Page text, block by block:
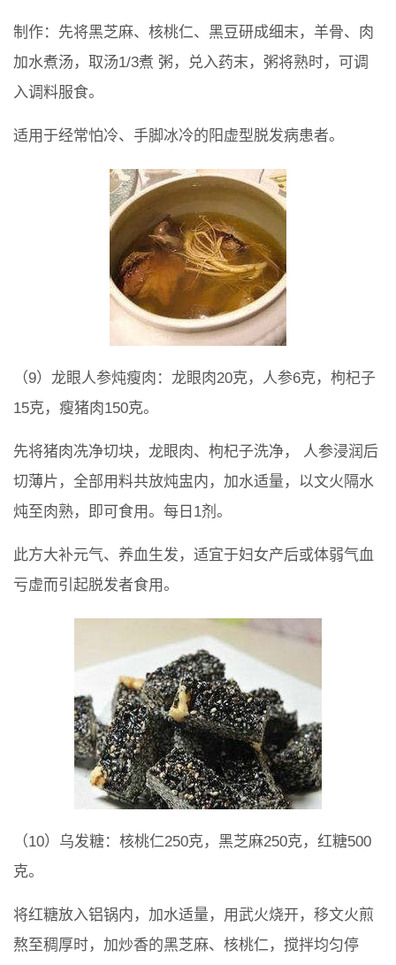
制作：先将黑芝麻、核桃仁、黑豆研成细末，羊骨、肉
加水煮汤，取汤1/3煮 粥，兑入药末，粥将熟时，可调
入调料服食。
适用于经常怕冷、手脚冰冷的阳虚型脱发病患者。
（9）龙眼人参炖瘦肉：龙眼肉20克，人参6克，枸杞子
15克，瘦猪肉150克。
先将猪肉冼净切块，龙眼肉、枸杞子洗净， 人参浸润后
切薄片，全部用料共放炖盅内，加水适量，以文火隔水
炖至肉熟，即可食用。每日1剂。
此方大补元气、养血生发，适宜于妇女产后或体弱气血
亏虚而引起脱发者食用。
（10）乌发糖：核桃仁250克，黑芝麻250克，红糖500
克。
将红糖放入铝锅内，加水适量，用武火烧开，移文火煎
熬至稠厚时，加炒香的黑芝麻、核桃仁，搅拌均匀停